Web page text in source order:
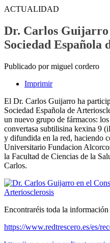
ACTUALIDAD
Dr. Carlos Guijarro
Sociedad Española
Publicado por miguel cordero
Imprimir
El Dr. Carlos Guijarro ha
Sociedad Española de
un nuevo grupo de fármacos:
convertasa subtilisina kexina 9
y difundida en la red, haciendo
Universitario Fundacion
la Facultad de Ciencias de la
Carlos.
Encontraréis toda la información
https://www.redtrescero.es/es/